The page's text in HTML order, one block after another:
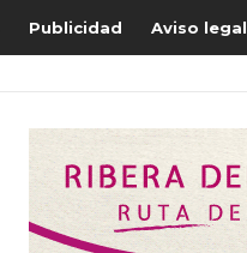
Publicidad Aviso legal